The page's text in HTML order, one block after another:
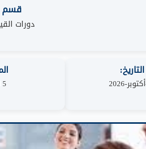
قسم
دورات
التاريخ:
5 ايام